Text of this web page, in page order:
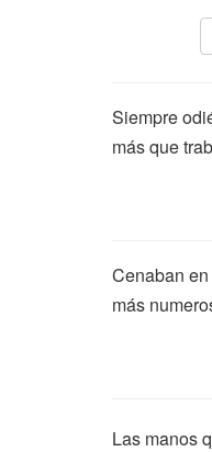
Siempre
más que
Cenaban
más
Las manos